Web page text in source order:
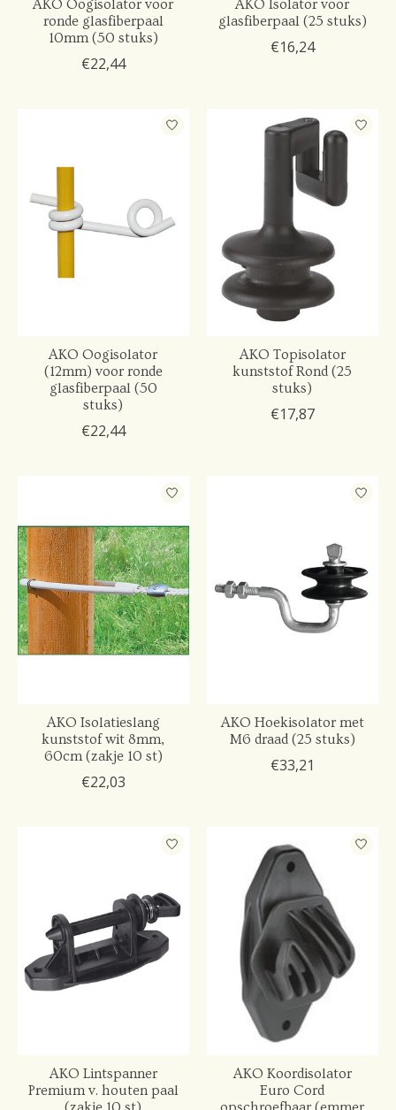
AKO Oogisolator voor
ronde glasfiberpaal
10mm (50 stuks)
€22,44
AKO Isolator voor
glasfiberpaal (25 stuks)
€16,24
AKO Oogisolator
(12mm) voor ronde
glasfiberpaal (50
stuks)
€22,44
AKO Topisolator
kunststof Rond (25
stuks)
€17,87
AKO Isolatieslang
kunststof wit 8mm,
60cm (zakje 10 st)
€22,03
AKO Hoekisolator met
M6 draad (25 stuks)
€33,21
AKO Lintspanner
Premium v. houten paal
AKO Koordisolator
Euro Cord